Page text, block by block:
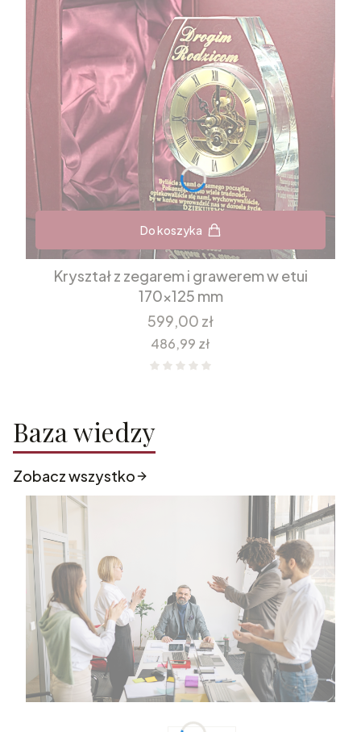
Do koszyka
Kryształ z zegarem i grawerem w etui
170x125 mm
Cena
599,00 zł
Cena
486,99 zł
Baza wiedzy
Zobacz wszystko